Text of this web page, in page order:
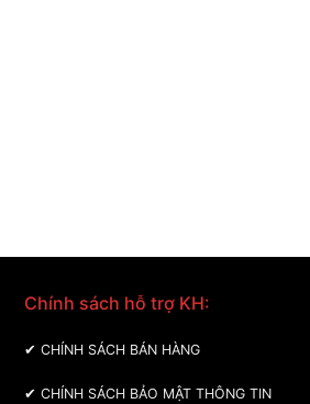
Chính sách hỗ trợ KH:
✔ CHÍNH SÁCH BÁN HÀNG
✔ CHÍNH SÁCH BẢO MẬT THÔNG TIN